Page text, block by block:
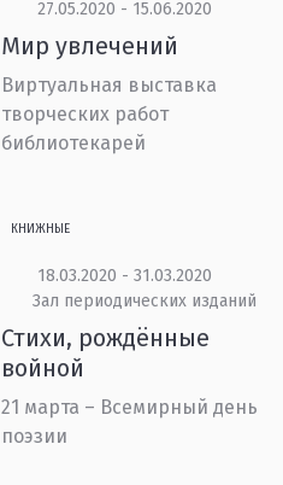
27.05.2020 - 15.06.2020
Мир увлечений
Виртуальная выставка
творческих работ
библиотекарей
КНИЖНЫЕ
18.03.2020 - 31.03.2020
Зал периодических изданий
Стихи, рождённые
войной
21 марта – Всемирный день
поэзии